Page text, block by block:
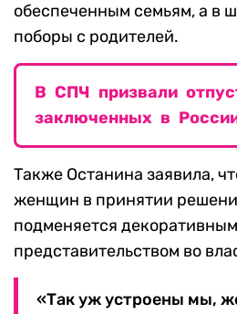
обеспеченным семьям, а в
поборы с родителей.
В СПЧ призвали
заключенных в
Также Останина заявила,
женщин в принятии
подменяется декоративным
представительством во
«Так уж устроены мы,